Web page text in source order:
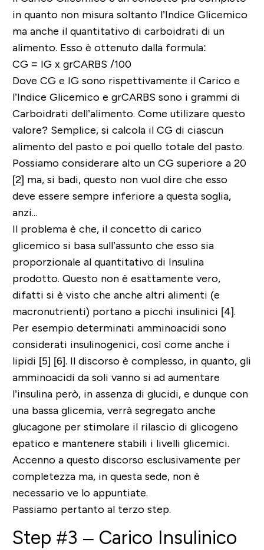
in quanto non misura soltanto l’Indice Glicemico
ma anche il quantitativo di carboidrati di un
alimento. Esso è ottenuto dalla formula:
CG = IG x grCARBS /100
Dove CG e IG sono rispettivamente il Carico e
l’Indice Glicemico e grCARBS sono i grammi di
Carboidrati dell’alimento. Come utilizare questo
valore? Semplice, si calcola il CG di ciascun
alimento del pasto e poi quello totale del pasto.
Possiamo considerare alto un CG superiore a 20
[2] ma, si badi, questo non vuol dire che esso
deve essere sempre inferiore a questa soglia,
anzi...
Il problema è che, il concetto di carico
glicemico si basa sull’assunto che esso sia
proporzionale al quantitativo di Insulina
prodotto. Questo non è esattamente vero,
difatti si è visto che anche altri alimenti (e
macronutrienti) portano a picchi insulinici [4].
Per esempio determinati amminoacidi sono
considerati insulinogenici, così come anche i
lipidi [5] [6]. Il discorso è complesso, in quanto, gli
amminoacidi da soli vanno si ad aumentare
l’insulina però, in assenza di glucidi, e dunque con
una bassa glicemia, verrà segregato anche
glucagone per stimolare il rilascio di glicogeno
epatico e mantenere stabili i livelli glicemici.
Accenno a questo discorso esclusivamente per
completezza ma, in questa sede, non è
necessario ve lo appuntiate.
Passiamo pertanto al terzo step.
Step #3 – Carico Insulinico